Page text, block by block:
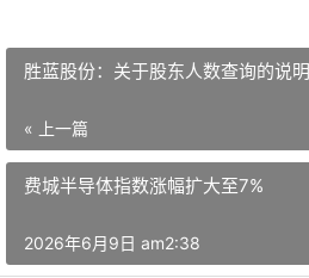
胜蓝股份：关于股东人数查询的说明
« 上一篇
费城半导体指数涨幅扩大至7%
2026年6月9日 am2:38